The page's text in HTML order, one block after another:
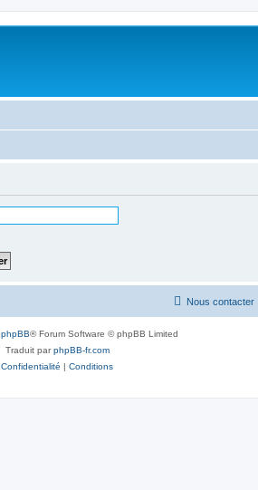
Nous contacter
phpBB® Forum Software © phpBB Limited
Traduit parphpBB-fr.com
Confidentialité | Conditions